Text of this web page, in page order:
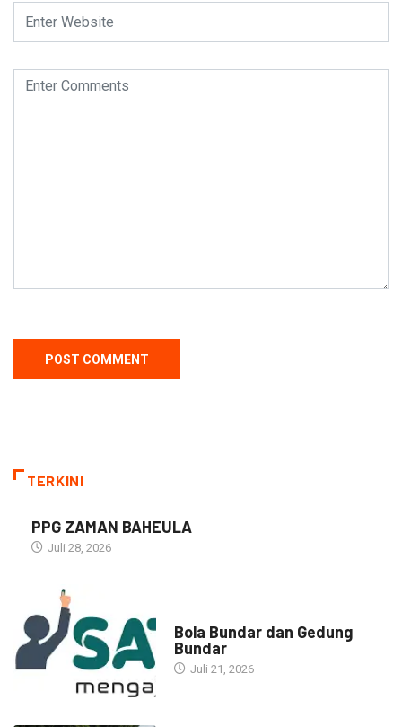
TERKINI
PPG ZAMAN BAHEULA
Juli 28, 2026
Bola Bundar dan Gedung
Bundar
Juli 21, 2026